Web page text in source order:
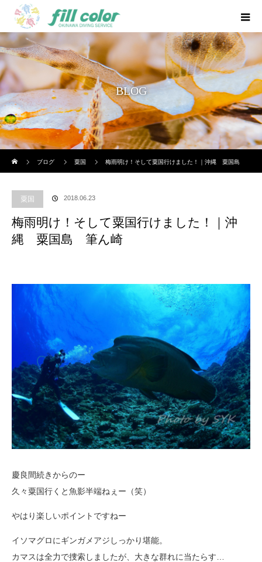
BLOG
ブログ
粟国 梅雨明け！そして粟国行けました！｜沖縄 粟国島
粟国 2018.06.23
梅雨明け！そして粟国行けました！｜沖
縄 粟国島 筆ん崎
慶良間続きからのー
久々粟国行くと魚影半端ねぇー（笑）
やはり楽しいポイントですねー
イソマグロにギンガメアジしっかり堪能。
カマスは全力で捜索しましたが、大きな群れに当たらす…